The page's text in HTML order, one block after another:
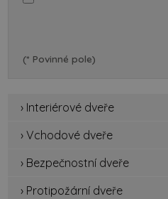
(* Povinné pole)
› Interiérové dveře
› Vchodové dveře
› Bezpečnostní dveře
› Protipožární dveře